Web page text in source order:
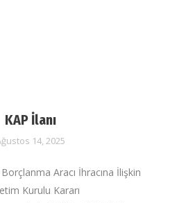
KAP İlanı
14, 2025
Aracı İhracına İlişkin
Kurulu Kararı